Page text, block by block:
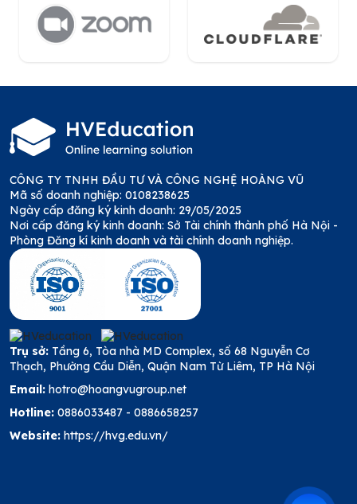
CÔNG TY TNHH ĐẦU TƯ VÀ CÔNG NGHỆ HOÀNG VŨ
Mã số doanh nghiệp: 0108238625
Ngày cấp đăng ký kinh doanh: 29/05/2025
Nơi cấp đăng ký kinh doanh: Sở Tài chính thành phố Hà Nội -
Phòng Đăng kí kinh doanh và tài chính doanh nghiệp.
Trụ sở: Tầng 6, Tòa nhà MD Complex, số 68 Nguyễn Cơ
Thạch, Phường Cầu Diễn, Quận Nam Từ Liêm, TP Hà Nội
Email: hotro@hoangvugroup.net
Hotline: 0886033487 - 0886658257
Website: https://hvg.edu.vn/